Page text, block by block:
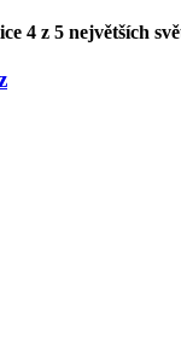
4 z 5 největších